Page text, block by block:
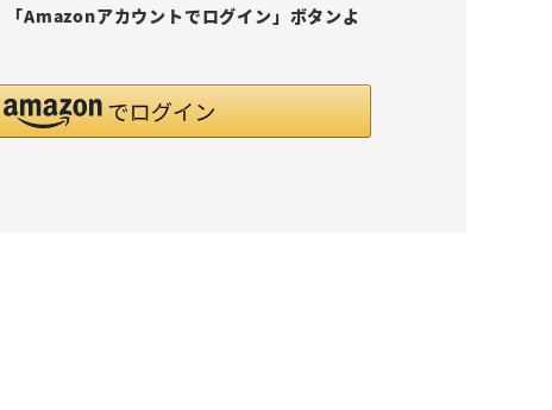
「Amazonアカウントでログイン」ボタンよ